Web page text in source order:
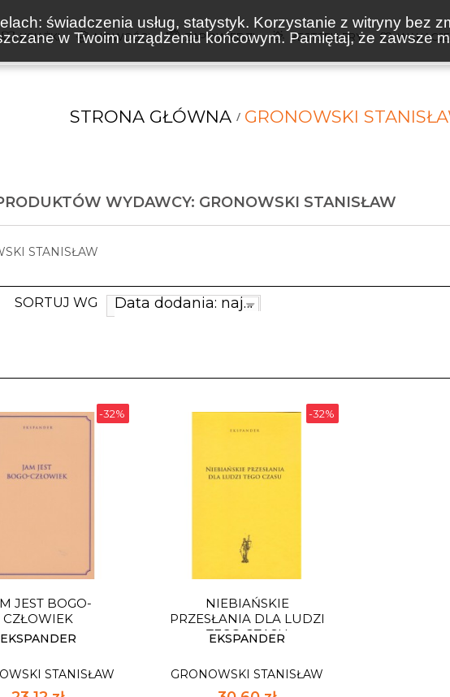
świadczenia usług, statystyk. Korzystanie z witryny bez
w Twoim urządzeniu końcowym. Pamiętaj, że zawsze
KSIĄŻKI NOWOŚCI ZAPOWIEDZI BESTSELLERY WAKACJE
STRONA GŁÓWNA GRONOWSKI
WYDAWCY: GRONOWSKI STANISŁAW
STANISŁAW
SORTUJ WG Data dodania: najnowsze
-32%
JEST BOGO-
CZŁOWIEK
EKSPANDER
STANISŁAW
-32%
NIEBIAŃSKIE
PRZESŁANIA DLA LUDZI
TEGO CZASU
EKSPANDER
GRONOWSKI STANISŁAW